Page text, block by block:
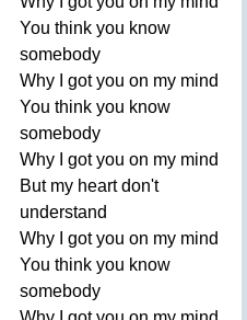
You think you know
somebody
Why
got you on my mind
You think you know
somebody
Why
got you on my mind
But my heart don't
understand
Why
got you on my mind
You think you know
somebody